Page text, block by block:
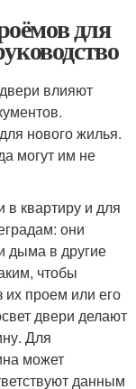
для
влияют
нового жилья.
могут им не
квартиру и для
они
дыма в другие
чтобы
их проем или его
двери делают
Для
может
данным